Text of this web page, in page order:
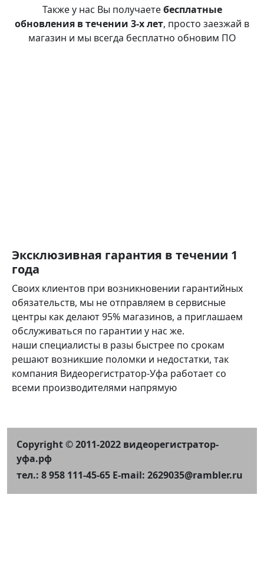
Также у нас Вы получаетебесплатные
обновления в течении 3-х лет, просто заезжай в
магазин и мы всегда бесплатно обновим ПО
Эксклюзивная гарантия в течении 1
года
Своих клиентов при возникновении гарантийных
обязательств, мы не отправляем в сервисные
центры как делают 95% магазинов, а приглашаем
обслуживаться по гарантии у нас же.
наши специалисты в разы быстрее по срокам
решают возникшие поломки и недостатки, так
компания Видеорегистратор-Уфа работает со
всеми производителями напрямую
Copyright © 2011-2022 видеорегистратор-
уфа.рф
тел.: 8 958 111-45-65 E-mail: 2629035@rambler.ru